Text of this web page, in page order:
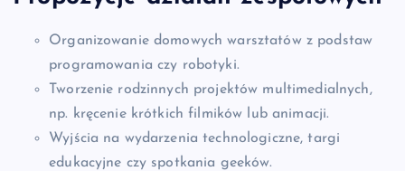
Organizowanie domowych warsztatów z podstaw
programowania czy robotyki.
Tworzenie rodzinnych projektów multimedialnych,
np. kręcenie krótkich filmików lub animacji.
Wyjścia na wydarzenia technologiczne, targi
edukacyjne czy spotkania geeków.